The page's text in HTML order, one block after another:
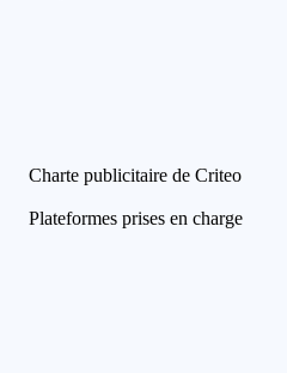
Charte publicitaire de Criteo
Plateformes prises en charge